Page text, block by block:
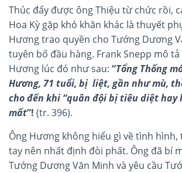
Thúc đẩy được ông Thiệu từ chức rồi,
Hoa Kỳ gặp khó khăn khác là thuyết
Hương trao quyền cho Tướng Dương
tuyên bố đầu hàng. Frank Snepp mô
Hương lúc đó như sau: “Tổng Thống
Hương, 71 tuổi, bị liệt, gần như mù,
cho đến khi “quân đội bị tiêu diệt hay
mất”! (tr. 396).
Ông Hương không hiểu gì về tình
tay nên nhất định đòi phất. Ông đã bí
Tướng Dương Văn Minh và yêu cầu